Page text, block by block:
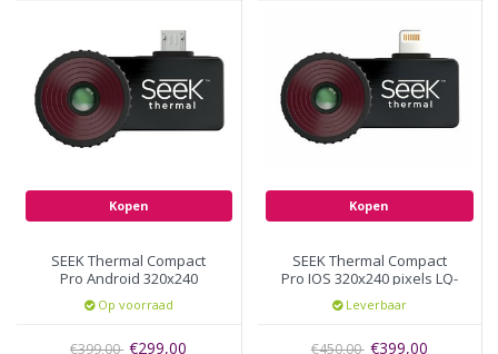
Kopen
SEEK Thermal Compact
Pro Android 320x240
pixels UQ-AAAX
Op voorraad
€399,00 €299,00
Kopen
SEEK Thermal Compact
Pro IOS 320x240 pixels LQ-
AAAX
Leverbaar
€450,00 €399,00